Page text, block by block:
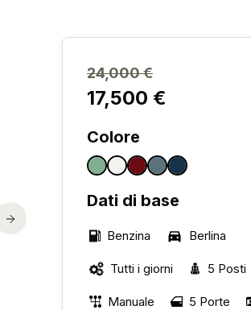
24,000 €
17,500 €
Colore
Dati di base
Benzina Berlina
Tutti i giorni 5 Posti
Manuale 5 Porte